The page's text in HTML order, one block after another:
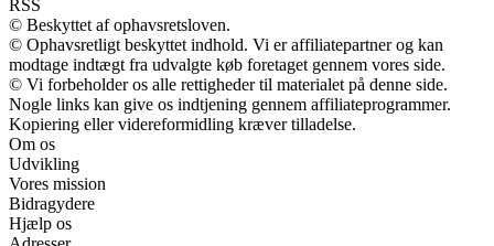
RSS
© Beskyttet af ophavsretsloven.
© Ophavsretligt beskyttet indhold. Vi er affiliatepartner og kan
modtage indtægt fra udvalgte køb foretaget gennem vores side.
© Vi forbeholder os alle rettigheder til materialet på denne side.
Nogle links kan give os indtjening gennem affiliateprogrammer.
Kopiering eller videreformidling kræver tilladelse.
Om os
Udvikling
Vores mission
Bidragydere
Hjælp os